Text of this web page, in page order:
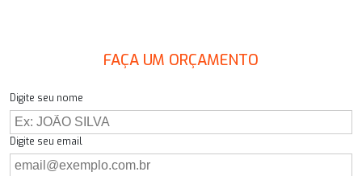
FAÇA UM ORÇAMENTO
Digite seu nome
Digite seu email